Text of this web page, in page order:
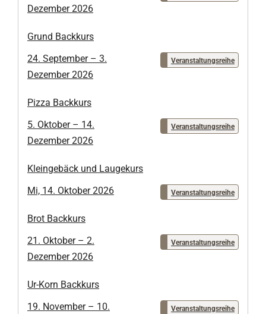
Dezember 2026
Grund Backkurs
24. September – 3.
Dezember 2026
Veranstaltungsreihe
Pizza Backkurs
5. Oktober – 14.
Dezember 2026
Veranstaltungsreihe
Kleingebäck und Laugekurs
Mi, 14. Oktober 2026
Veranstaltungsreihe
Brot Backkurs
21. Oktober – 2.
Dezember 2026
Veranstaltungsreihe
Ur-Korn Backkurs
19. November – 10.
Veranstaltungsreihe